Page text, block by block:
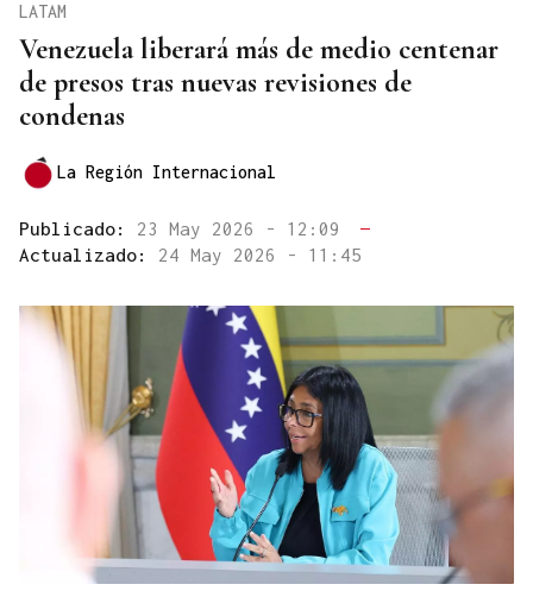
Venezuela liberará más de medio centenar
de presos tras nuevas revisiones de
condenas
LATAM
La Región Internacional
Publicado: 23 May 2026 - 12:09
—
Actualizado: 24 May 2026 - 11:45